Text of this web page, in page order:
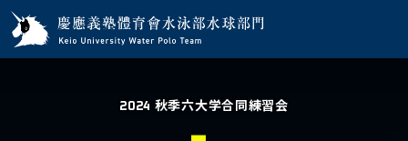
2024 秋季六大学合同練習会